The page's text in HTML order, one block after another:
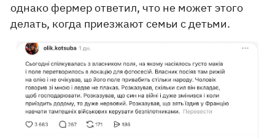
однако фермер ответил, что не может этого
делать, когда приезжают семьи с детьми.